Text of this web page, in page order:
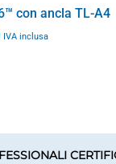
con ancla TL-A4
IVA inclusa